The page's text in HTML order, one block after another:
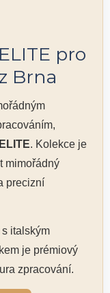
pro
Brna
. Kolekce je
mimořádný
precizní
italským
je prémiový
zpracování.